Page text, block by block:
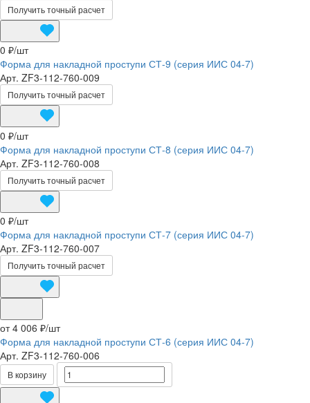
Получить точный расчет
0 ₽/шт
Форма для накладной проступи СТ-9 (серия ИИС 04-7)
Арт. ZF3-112-760-009
Получить точный расчет
0 ₽/шт
Форма для накладной проступи СТ-8 (серия ИИС 04-7)
Арт. ZF3-112-760-008
Получить точный расчет
0 ₽/шт
Форма для накладной проступи СТ-7 (серия ИИС 04-7)
Арт. ZF3-112-760-007
Получить точный расчет
от 4 006 ₽/шт
Форма для накладной проступи СТ-6 (серия ИИС 04-7)
Арт. ZF3-112-760-006
В корзину